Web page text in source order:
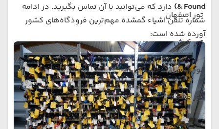
تور اصفهان
تور کیش
تور ماسال
تور مشهد
تور قشم
& Found) دارد که می‌توانید با آن تماس بگیرید. در ادامه
شماره تلفن اشیاء گمشده مهم‌ترین فرودگاه‌های کشور
آورده شده است: